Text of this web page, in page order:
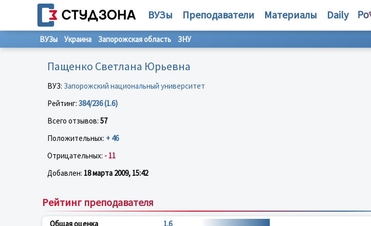
ВУЗы Преподаватели Материалы Daily
ВУЗы Украина Запорожская область ЗНУ
Пащенко Светлана Юрьевна
ВУЗ: Запорожский национальный университет
Рейтинг: 384/236 (1.6)
Всего отзывов: 57
Положительных: + 46
Отрицательных: - 11
Добавлен: 18 марта 2009, 15:42
Рейтинг преподавателя
Общая оценка 1.6